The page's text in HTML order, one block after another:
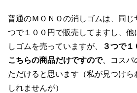
普通のＭＯＮＯの消しゴムは、同じ
つで１００円で販売してますし、他
しゴムを売っていますが、
３つで
こちらの商品だけですので、コスパ
ただけると思います（私が見つけら
しれませんが）